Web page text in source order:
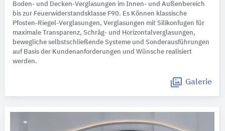
Boden- und Decken-Verglasungen im Innen- und Außenbereich
bis zur Feuerwiderstandsklasse F90. Es Können klassische
Pfosten-Riegel-Verglasungen, Verglasungen mit Silikonfugen für
maximale Transparenz, Schräg- und Horizontalverglasungen,
bewegliche selbstschließende Systeme und Sonderausführungen
auf Basis der Kundenanforderungen und Wünsche realisiert
werden.
Galerie